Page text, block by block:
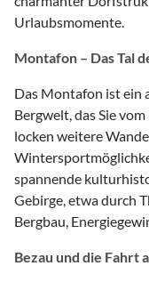
Urlaubsmomente.
Montafon – Das Tal
Das Montafon ist ein
Bergwelt, das Sie
locken weitere
spannende
Gebirge, etwa durch
Bergbau,
Bezau und die Fahrt